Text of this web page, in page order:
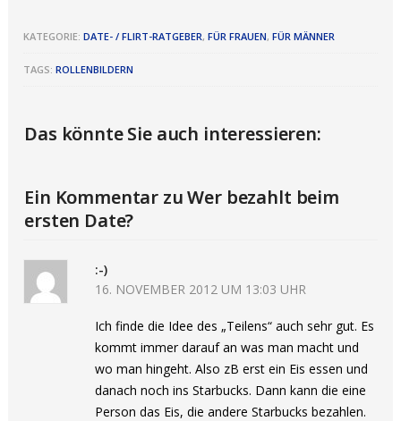
KATEGORIE:DATE- / FLIRT-RATGEBER,FÜR FRAUEN,FÜR MÄNNER
TAGS:ROLLENBILDERN
Das könnte Sie auch interessieren:
Ein Kommentar zu Wer bezahlt beim
ersten Date?
:-)
16. NOVEMBER 2012 UM 13:03 UHR
Ich finde die Idee des „Teilens“ auch sehr gut. Es
kommt immer darauf an was man macht und
wo man hingeht. Also zB erst ein Eis essen und
danach noch ins Starbucks. Dann kann die eine
Person das Eis, die andere Starbucks bezahlen.